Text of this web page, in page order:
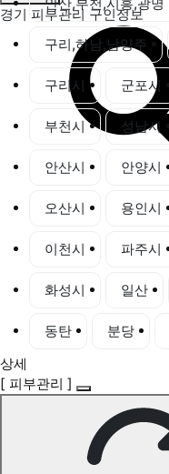
경기 피부관리 구인정보
구리,하남,남양주
구리시 군포시
부천시 성남시
안산시 안양시
오산시 용인시
이천시 파주시
화성시 일산
동탄 분당
상세
[ 피부관리 ]